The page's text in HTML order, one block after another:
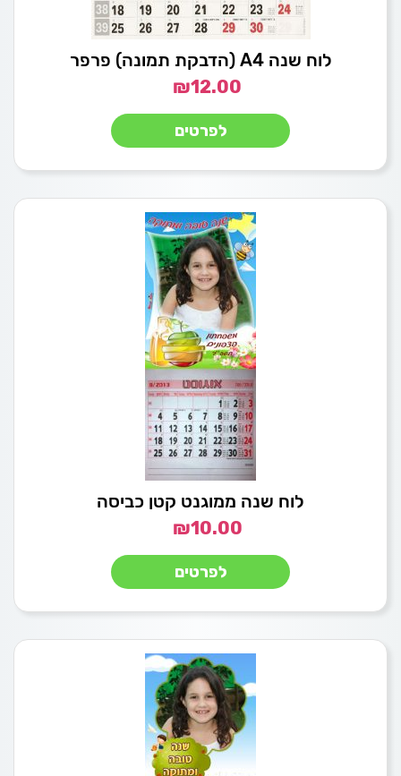
לוח שנה A4 (הדבקת תמונה) פרפר
₪12.00
לפרטים
לוח שנה ממוגנט קטן כביסה
₪10.00
לפרטים